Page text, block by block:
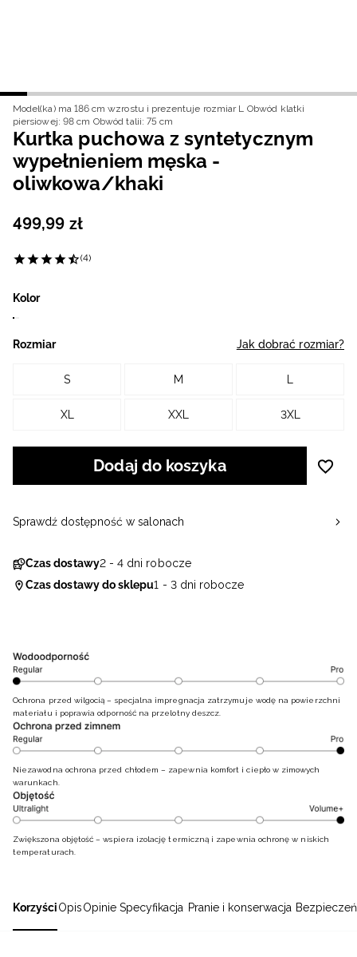
Model(ka) ma 186 cm wzrostu i prezentuje rozmiar L Obwód klatki
piersiowej: 98 cm Obwód talii: 75 cm
KorzyściOpisOpinie Specyfikacja Pranie i konserwacja
Kurtka puchowa z syntetycznym
wypełnieniem męska -
oliwkowa/khaki
499,99 zł
(4)
Kolor
Rozmiar Jak dobrać rozmiar?
S M L
XL XXL 3XL
Dodaj do koszyka
Czas dostawy2 - 4 dni robocze
Czas dostawy do sklepu1 - 3 dni robocze
Sprawdź dostępność w salonach
Ochrona przed wilgocią – specjalna impregnacja zatrzymuje wodę na powierzchni
materiału i poprawia odporność na przelotny deszcz.
Niezawodna ochrona przed chłodem – zapewnia komfort i ciepło w zimowych
warunkach.
Zwiększona objętość – wspiera izolację termiczną i zapewnia ochronę w niskich
temperaturach.